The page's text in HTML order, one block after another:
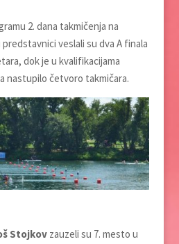
2. dana takmičenja na
veslali su dva A finala
dok je u kvalifikacijama
nastupilo četvoro takmičara.
Stojkovzauzeli su 7. mesto u